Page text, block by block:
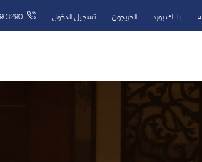
بلاك بورد الخريجون تسجيل الدخول 3290